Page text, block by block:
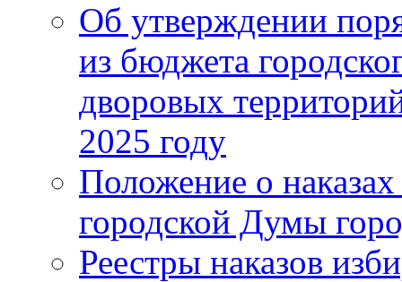
Об утверждении
из бюджета
дворовых
2025 году
Положение о
городской Думы
Реестры наказов